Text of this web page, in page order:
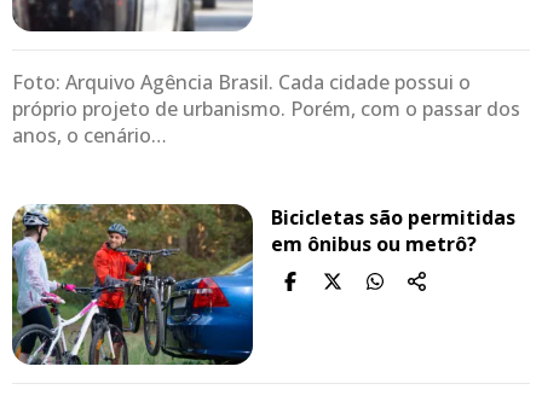
Foto: Arquivo Agência Brasil. Cada cidade possui o
próprio projeto de urbanismo. Porém, com o passar dos
anos, o cenário…
Bicicletas são permitidas
em ônibus ou metrô?